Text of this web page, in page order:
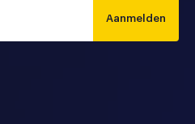
Aanmelden